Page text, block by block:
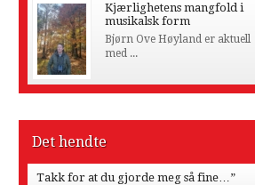
Kjærlighetens mangfold i
musikalsk form
Bjørn Ove Høyland er aktuell
med ...
Det hendte
Takk for at du gjorde meg så fine…”